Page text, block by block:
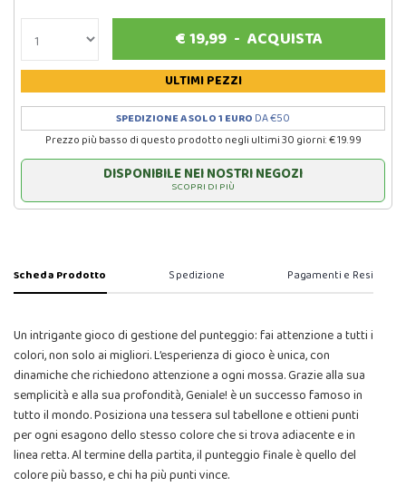
€19,99- ACQUISTA
ULTIMI PEZZI
SPEDIZIONE A SOLO 1 EURO DA €50
Prezzo più basso di questo prodotto negli ultimi 30 giorni: € 19.99
DISPONIBILE NEI NOSTRI NEGOZI
SCOPRI DI PIÙ
Scheda Prodotto Spedizione Pagamenti e Resi
Un intrigante gioco di gestione del punteggio: fai attenzione a tutti i
colori, non solo ai migliori. L’esperienza di gioco è unica, con
dinamiche che richiedono attenzione a ogni mossa. Grazie alla sua
semplicità e alla sua profondità, Geniale! è un successo famoso in
tutto il mondo. Posiziona una tessera sul tabellone e ottieni punti
per ogni esagono dello stesso colore che si trova adiacente e in
linea retta. Al termine della partita, il punteggio finale è quello del
colore più basso, e chi ha più punti vince.